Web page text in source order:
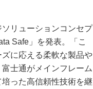
リューションコンセプ
Safe」を発表。「こ
に応える柔軟な製品や
士通がメインフレーム
った高信頼性技術を継